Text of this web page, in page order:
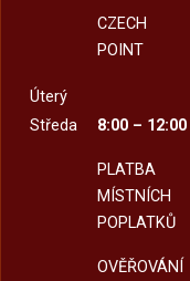
CZECH
POINT
Úterý
Středa
8:00 – 12:00
PLATBA
MÍSTNÍCH
POPLATKŮ
OVĚŘOVÁNÍ